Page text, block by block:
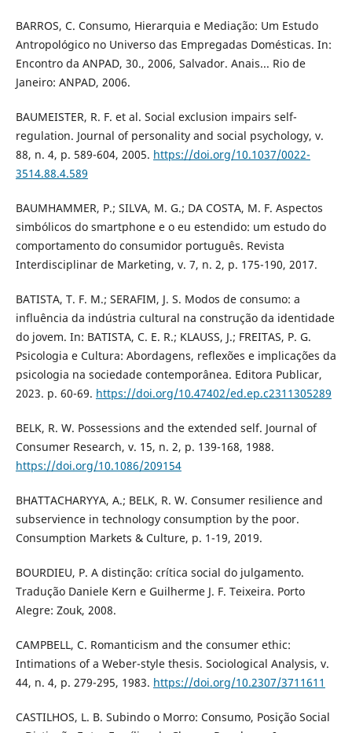
BARROS, C. Consumo, Hierarquia e Mediação: Um Estudo
Antropológico no Universo das Empregadas Domésticas. In:
Encontro da ANPAD, 30., 2006, Salvador. Anais... Rio de
Janeiro: ANPAD, 2006.
BAUMEISTER, R. F. et al. Social exclusion impairs self-
regulation. Journal of personality and social psychology, v.
88, n. 4, p. 589-604, 2005. https://doi.org/10.1037/0022-
3514.88.4.589
BAUMHAMMER, P.; SILVA, M. G.; DA COSTA, M. F. Aspectos
simbólicos do smartphone e o eu estendido: um estudo do
comportamento do consumidor português. Revista
Interdisciplinar de Marketing, v. 7, n. 2, p. 175-190, 2017.
BATISTA, T. F. M.; SERAFIM, J. S. Modos de consumo: a
influência da indústria cultural na construção da identidade
do jovem. In: BATISTA, C. E. R.; KLAUSS, J.; FREITAS, P. G.
Psicologia e Cultura: Abordagens, reflexões e implicações da
psicologia na sociedade contemporânea. Editora Publicar,
2023. p. 60-69. https://doi.org/10.47402/ed.ep.c2311305289
BELK, R. W. Possessions and the extended self. Journal of
Consumer Research, v. 15, n. 2, p. 139-168, 1988.
https://doi.org/10.1086/209154
BHATTACHARYYA, A.; BELK, R. W. Consumer resilience and
subservience in technology consumption by the poor.
Consumption Markets & Culture, p. 1-19, 2019.
BOURDIEU, P. A distinção: crítica social do julgamento.
Tradução Daniele Kern e Guilherme J. F. Teixeira. Porto
Alegre: Zouk, 2008.
CAMPBELL, C. Romanticism and the consumer ethic:
Intimations of a Weber-style thesis. Sociological Analysis, v.
44, n. 4, p. 279-295, 1983. https://doi.org/10.2307/3711611
CASTILHOS, L. B. Subindo o Morro: Consumo, Posição Social